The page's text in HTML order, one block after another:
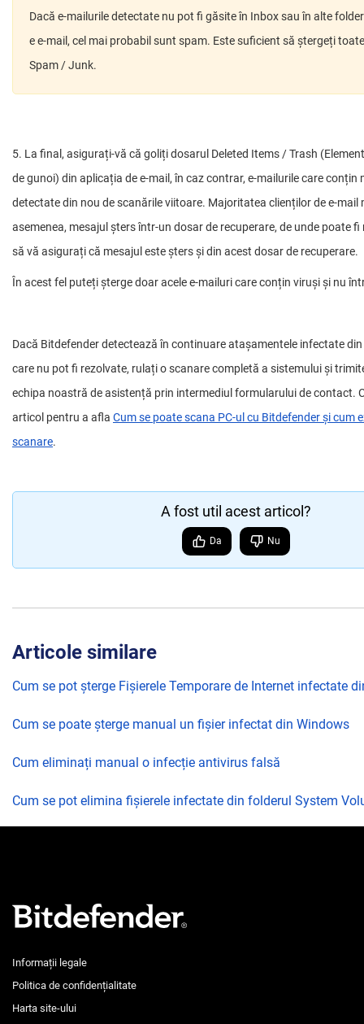
Dacă e-mailurile detectate nu pot fi găsite în Inbox sau în alte
e e-mail, cel mai probabil sunt spam. Este suficient să ștergeți
Spam / Junk.
5. La final, asigurați-vă că goliți dosarul Deleted Items / Trash
de gunoi) din aplicația de e-mail, în caz contrar, e-mailurile care conțin
detectate din nou de scanările viitoare. Majoritatea clienților de e-mail
asemenea, mesajul șters într-un dosar de recuperare, de unde poate
să vă asigurați că mesajul este șters și din acest dosar de recuperare.
În acest fel puteți șterge doar acele e-mailuri care conțin viruși și nu
Dacă Bitdefender detectează în continuare atașamentele infectate din
care nu pot fi rezolvate, rulați o scanare completă a sistemului și
echipa noastră de asistență prin intermediul formularului de contact.
articol pentru a afla Cum se poate scana PC-ul cu Bitdefender și cum
scanare.
A fost util acest articol?
Da Nu
Articole similare
Cum se pot șterge Fișierele Temporare de Internet infectate
Cum se poate șterge manual un fișier infectat din Windows
Cum eliminați manual o infecție antivirus falsă
Cum se pot elimina fișierele infectate din folderul System
Informații legale
Politica de confidențialitate
Harta site-ului